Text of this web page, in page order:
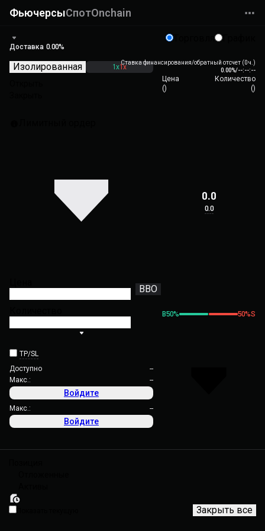
ФьючерсыСпотOnchain
Доставка 0.00%
Изолированная 1x1x
BBO
TP/SL
Доступно
--
Макс.:
--
Войдите
Макс.: --
Войдите
Ставка финансирования/обратный отсчет (0 ч.)
0.00%/--:--:--
Цена
()
Количество
()
0.0
0.0
B50% 50%S
Закрыть все